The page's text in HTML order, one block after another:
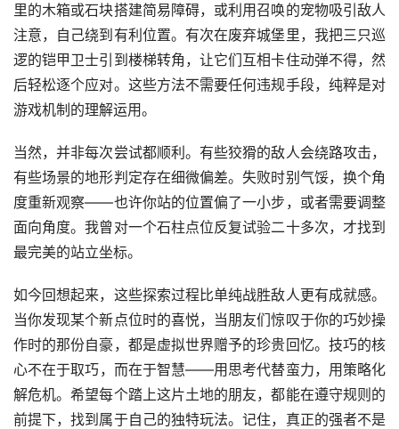
里的木箱或石块搭建简易障碍，或利用召唤的宠物吸引敌人
注意，自己绕到有利位置。有次在废弃城堡里，我把三只巡
逻的铠甲卫士引到楼梯转角，让它们互相卡住动弹不得，然
后轻松逐个应对。这些方法不需要任何违规手段，纯粹是对
游戏机制的理解运用。
当然，并非每次尝试都顺利。有些狡猾的敌人会绕路攻击，
有些场景的地形判定存在细微偏差。失败时别气馁，换个角
度重新观察——也许你站的位置偏了一小步，或者需要调整
面向角度。我曾对一个石柱点位反复试验二十多次，才找到
最完美的站立坐标。
如今回想起来，这些探索过程比单纯战胜敌人更有成就感。
当你发现某个新点位时的喜悦，当朋友们惊叹于你的巧妙操
作时的那份自豪，都是虚拟世界赠予的珍贵回忆。技巧的核
心不在于取巧，而在于智慧——用思考代替蛮力，用策略化
解危机。希望每个踏上这片土地的朋友，都能在遵守规则的
前提下，找到属于自己的独特玩法。记住，真正的强者不是